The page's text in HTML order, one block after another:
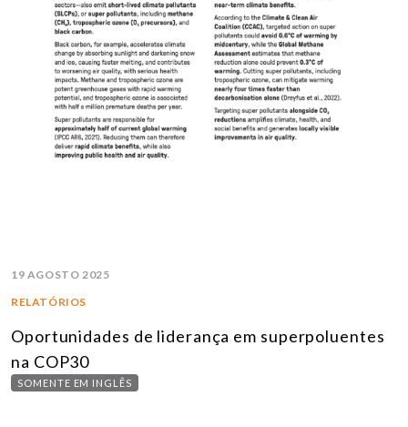
19 AGOSTO 2025
RELATÓRIOS
Oportunidades de liderança em superpoluentes
na COP30
SOMENTE EM INGLÊS